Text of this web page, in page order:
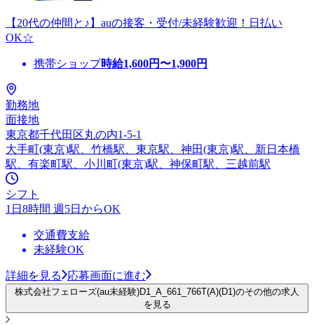
【20代の仲間と♪】auの接客・受付/未経験歓迎！日払い
OK☆
携帯ショップ時給1,600円〜1,900円
勤務地
面接地
東京都千代田区丸の内1-5-1
大手町(東京)駅、竹橋駅、東京駅、神田(東京)駅、新日本橋
駅、有楽町駅、小川町(東京)駅、神保町駅、三越前駅
シフト
1日8時間 週5日からOK
交通費支給
未経験OK
詳細を見る 応募画面に進む
株式会社フェローズ(au未経験)D1_A_661_766T(A)(D1)のその他の求人
を見る